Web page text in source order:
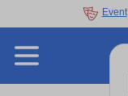
Event